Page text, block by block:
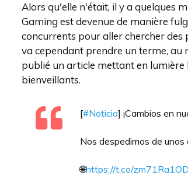
Alors qu'elle n'était, il y a quelques
Gaming est devenue de manière
concurrents pour aller chercher
va cependant prendre un terme, au
publié un article mettant en lumière
bienveillants.
[#Noticia] ¡Cambios en
Nos despedimos de
🌐https://t.co/